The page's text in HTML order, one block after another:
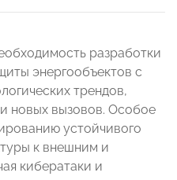
разработки
энергообъектов с
трендов,
новых вызовов. Особое
устойчивого
к внешним и
кибератаки и